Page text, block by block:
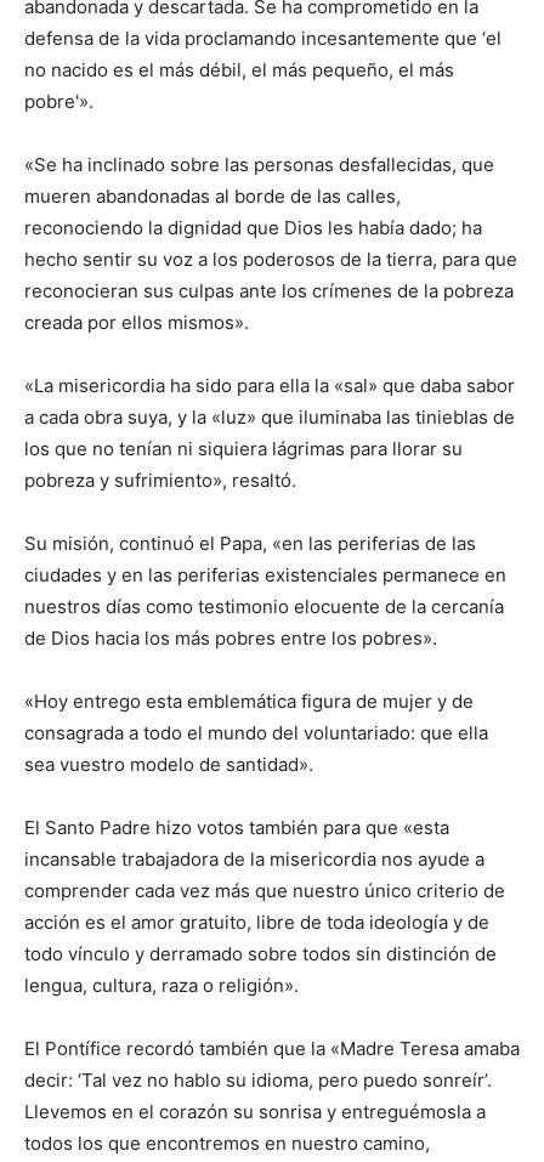
abandonada y descartada. Se ha comprometido en la
defensa de la vida proclamando incesantemente que ‘el
no nacido es el más débil, el más pequeño, el más
pobre'».
«Se ha inclinado sobre las personas desfallecidas, que
mueren abandonadas al borde de las calles,
reconociendo la dignidad que Dios les había dado; ha
hecho sentir su voz a los poderosos de la tierra, para que
reconocieran sus culpas ante los crímenes de la pobreza
creada por ellos mismos».
«La misericordia ha sido para ella la «sal» que daba sabor
a cada obra suya, y la «luz» que iluminaba las tinieblas de
los que no tenían ni siquiera lágrimas para llorar su
pobreza y sufrimiento», resaltó.
Su misión, continuó el Papa, «en las periferias de las
ciudades y en las periferias existenciales permanece en
nuestros días como testimonio elocuente de la cercanía
de Dios hacia los más pobres entre los pobres».
«Hoy entrego esta emblemática figura de mujer y de
consagrada a todo el mundo del voluntariado: que ella
sea vuestro modelo de santidad».
El Santo Padre hizo votos también para que «esta
incansable trabajadora de la misericordia nos ayude a
comprender cada vez más que nuestro único criterio de
acción es el amor gratuito, libre de toda ideología y de
todo vínculo y derramado sobre todos sin distinción de
lengua, cultura, raza o religión».
El Pontífice recordó también que la «Madre Teresa amaba
decir: ‘Tal vez no hablo su idioma, pero puedo sonreír’.
Llevemos en el corazón su sonrisa y entreguémosla a
todos los que encontremos en nuestro camino,